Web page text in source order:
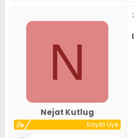
N
Nejat Kutlug
Kayıtlı Üye